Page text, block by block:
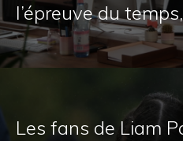
l’épreuve du
Les fans de Liam